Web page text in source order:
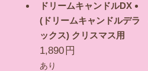
ドリームキャンドルDX
(ドリームキャンドルデラ
ックス) クリスマス用
1,890 円
あり